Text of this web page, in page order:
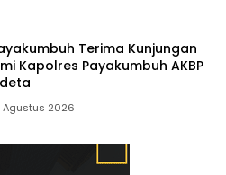
Terima Kunjungan
Kapolres Payakumbuh AKBP
Agustus 2026